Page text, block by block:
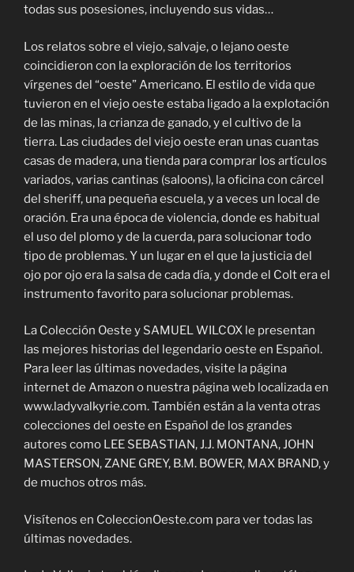
todas sus posesiones, incluyendo sus vidas…
Los relatos sobre el viejo, salvaje, o lejano oeste
coincidieron con la exploración de los territorios
vírgenes del “oeste” Americano. El estilo de vida que
tuvieron en el viejo oeste estaba ligado a la explotación
de las minas, la crianza de ganado, y el cultivo de la
tierra. Las ciudades del viejo oeste eran unas cuantas
casas de madera, una tienda para comprar los artículos
variados, varias cantinas (saloons), la oficina con cárcel
del sheriff, una pequeña escuela, y a veces un local de
oración. Era una época de violencia, donde es habitual
el uso del plomo y de la cuerda, para solucionar todo
tipo de problemas. Y un lugar en el que la justicia del
ojo por ojo era la salsa de cada día, y donde el Colt era el
instrumento favorito para solucionar problemas.
La Colección Oeste y SAMUEL WILCOX le presentan
las mejores historias del legendario oeste en Español.
Para leer las últimas novedades, visite la página
internet de Amazon o nuestra página web localizada en
www.ladyvalkyrie.com. También están a la venta otras
colecciones del oeste en Español de los grandes
autores como LEE SEBASTIAN, J.J. MONTANA, JOHN
MASTERSON, ZANE GREY, B.M. BOWER, MAX BRAND, y
de muchos otros más.
Visítenos en ColeccionOeste.com para ver todas las
últimas novedades.